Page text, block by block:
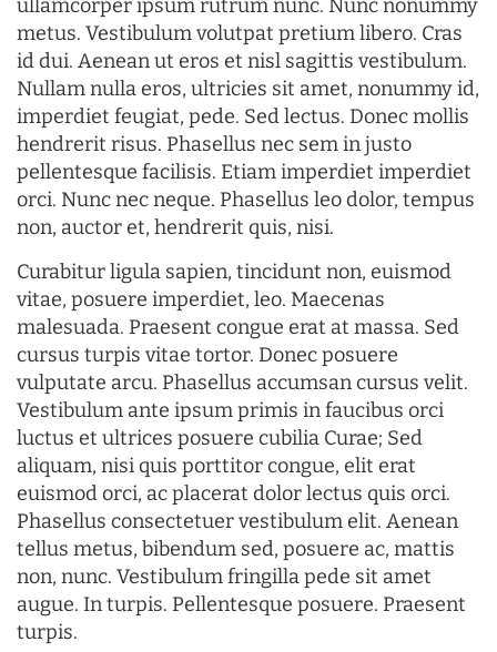
ullamcorper ipsum rutrum nunc. Nunc nonummy
metus. Vestibulum volutpat pretium libero. Cras
id dui. Aenean ut eros et nisl sagittis vestibulum.
Nullam nulla eros, ultricies sit amet, nonummy id,
imperdiet feugiat, pede. Sed lectus. Donec mollis
hendrerit risus. Phasellus nec sem in justo
pellentesque facilisis. Etiam imperdiet imperdiet
orci. Nunc nec neque. Phasellus leo dolor, tempus
non, auctor et, hendrerit quis, nisi.
Curabitur ligula sapien, tincidunt non, euismod
vitae, posuere imperdiet, leo. Maecenas
malesuada. Praesent congue erat at massa. Sed
cursus turpis vitae tortor. Donec posuere
vulputate arcu. Phasellus accumsan cursus velit.
Vestibulum ante ipsum primis in faucibus orci
luctus et ultrices posuere cubilia Curae; Sed
aliquam, nisi quis porttitor congue, elit erat
euismod orci, ac placerat dolor lectus quis orci.
Phasellus consectetuer vestibulum elit. Aenean
tellus metus, bibendum sed, posuere ac, mattis
non, nunc. Vestibulum fringilla pede sit amet
augue. In turpis. Pellentesque posuere. Praesent
turpis.